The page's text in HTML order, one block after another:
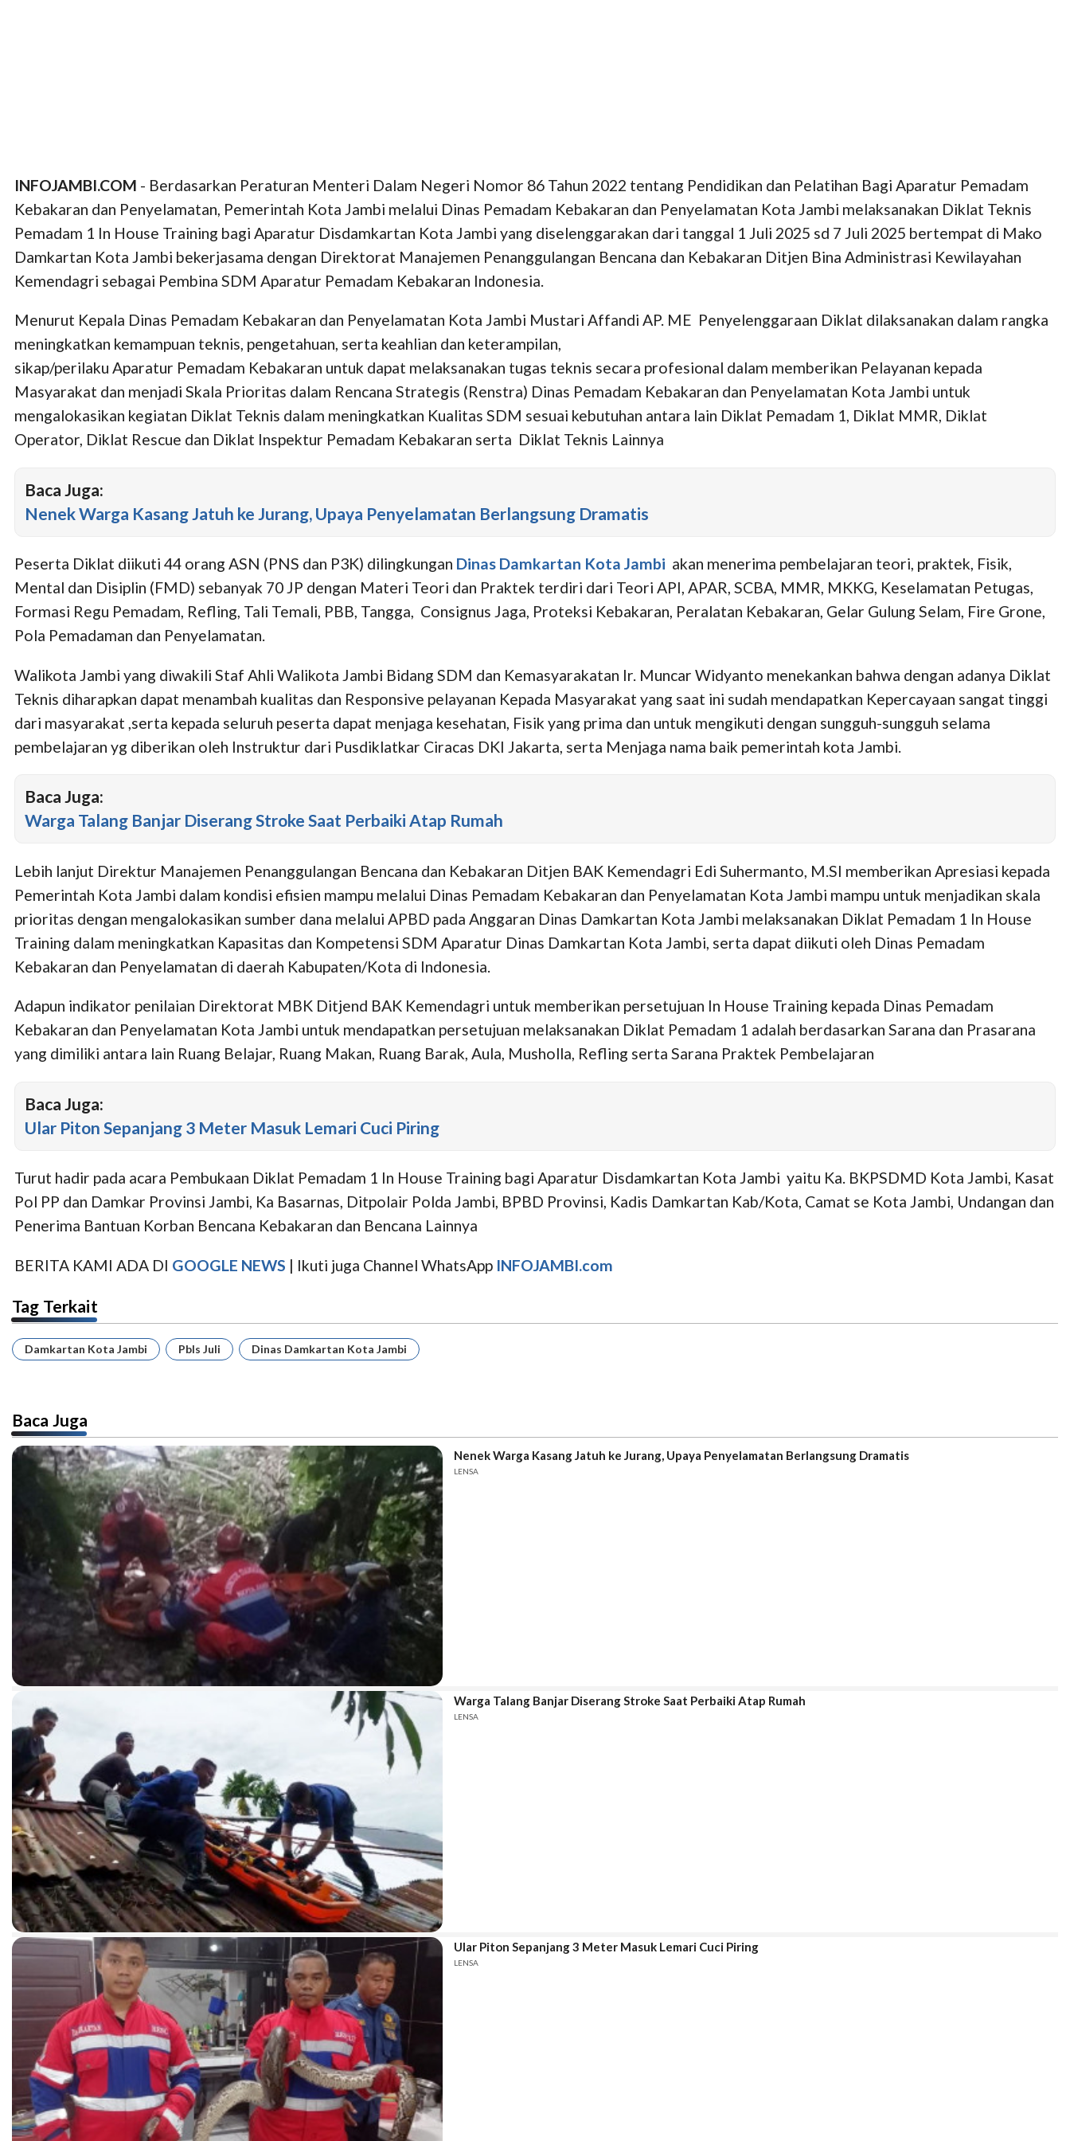
INFOJAMBI.COM - Berdasarkan Peraturan Menteri Dalam Negeri Nomor 86 Tahun 2022 tentang Pendidikan dan Pelatihan Bagi Aparatur Pemadam
Kebakaran dan Penyelamatan, Pemerintah Kota Jambi melalui Dinas Pemadam Kebakaran dan Penyelamatan Kota Jambi melaksanakan Diklat Teknis
Pemadam 1 In House Training bagi Aparatur Disdamkartan Kota Jambi yang diselenggarakan dari tanggal 1 Juli 2025 sd 7 Juli 2025 bertempat di Mako
Damkartan Kota Jambi bekerjasama dengan Direktorat Manajemen Penanggulangan Bencana dan Kebakaran Ditjen Bina Administrasi Kewilayahan
Kemendagri sebagai Pembina SDM Aparatur Pemadam Kebakaran Indonesia.
Menurut Kepala Dinas Pemadam Kebakaran dan Penyelamatan Kota Jambi Mustari Affandi AP. ME Penyelenggaraan Diklat dilaksanakan dalam rangka
meningkatkan kemampuan teknis, pengetahuan, serta keahlian dan keterampilan,
sikap/perilaku Aparatur Pemadam Kebakaran untuk dapat melaksanakan tugas teknis secara profesional dalam memberikan Pelayanan kepada
Masyarakat dan menjadi Skala Prioritas dalam Rencana Strategis (Renstra) Dinas Pemadam Kebakaran dan Penyelamatan Kota Jambi untuk
mengalokasikan kegiatan Diklat Teknis dalam meningkatkan Kualitas SDM sesuai kebutuhan antara lain Diklat Pemadam 1, Diklat MMR, Diklat
Operator, Diklat Rescue dan Diklat Inspektur Pemadam Kebakaran serta Diklat Teknis Lainnya
Baca Juga:
Nenek Warga Kasang Jatuh ke Jurang, Upaya Penyelamatan Berlangsung Dramatis
Peserta Diklat diikuti 44 orang ASN (PNS dan P3K) dilingkungan Dinas Damkartan Kota Jambi akan menerima pembelajaran teori, praktek, Fisik,
Mental dan Disiplin (FMD) sebanyak 70 JP dengan Materi Teori dan Praktek terdiri dari Teori API, APAR, SCBA, MMR, MKKG, Keselamatan Petugas,
Formasi Regu Pemadam, Refling, Tali Temali, PBB, Tangga, Consignus Jaga, Proteksi Kebakaran, Peralatan Kebakaran, Gelar Gulung Selam, Fire Grone,
Pola Pemadaman dan Penyelamatan.
Walikota Jambi yang diwakili Staf Ahli Walikota Jambi Bidang SDM dan Kemasyarakatan Ir. Muncar Widyanto menekankan bahwa dengan adanya Diklat
Teknis diharapkan dapat menambah kualitas dan Responsive pelayanan Kepada Masyarakat yang saat ini sudah mendapatkan Kepercayaan sangat tinggi
dari masyarakat ,serta kepada seluruh peserta dapat menjaga kesehatan, Fisik yang prima dan untuk mengikuti dengan sungguh-sungguh selama
pembelajaran yg diberikan oleh Instruktur dari Pusdiklatkar Ciracas DKI Jakarta, serta Menjaga nama baik pemerintah kota Jambi.
Baca Juga:
Warga Talang Banjar Diserang Stroke Saat Perbaiki Atap Rumah
Lebih lanjut Direktur Manajemen Penanggulangan Bencana dan Kebakaran Ditjen BAK Kemendagri Edi Suhermanto, M.SI memberikan Apresiasi kepada
Pemerintah Kota Jambi dalam kondisi efisien mampu melalui Dinas Pemadam Kebakaran dan Penyelamatan Kota Jambi mampu untuk menjadikan skala
prioritas dengan mengalokasikan sumber dana melalui APBD pada Anggaran Dinas Damkartan Kota Jambi melaksanakan Diklat Pemadam 1 In House
Training dalam meningkatkan Kapasitas dan Kompetensi SDM Aparatur Dinas Damkartan Kota Jambi, serta dapat diikuti oleh Dinas Pemadam
Kebakaran dan Penyelamatan di daerah Kabupaten/Kota di Indonesia.
Adapun indikator penilaian Direktorat MBK Ditjend BAK Kemendagri untuk memberikan persetujuan In House Training kepada Dinas Pemadam
Kebakaran dan Penyelamatan Kota Jambi untuk mendapatkan persetujuan melaksanakan Diklat Pemadam 1 adalah berdasarkan Sarana dan Prasarana
yang dimiliki antara lain Ruang Belajar, Ruang Makan, Ruang Barak, Aula, Musholla, Refling serta Sarana Praktek Pembelajaran
Baca Juga:
Ular Piton Sepanjang 3 Meter Masuk Lemari Cuci Piring
Turut hadir pada acara Pembukaan Diklat Pemadam 1 In House Training bagi Aparatur Disdamkartan Kota Jambi yaitu Ka. BKPSDMD Kota Jambi, Kasat
Pol PP dan Damkar Provinsi Jambi, Ka Basarnas, Ditpolair Polda Jambi, BPBD Provinsi, Kadis Damkartan Kab/Kota, Camat se Kota Jambi, Undangan dan
Penerima Bantuan Korban Bencana Kebakaran dan Bencana Lainnya
BERITA KAMI ADA DI GOOGLE NEWS | Ikuti juga Channel WhatsApp INFOJAMBI.com
Tag Terkait
Damkartan Kota Jambi Pbls Juli Dinas Damkartan Kota Jambi
Baca Juga
Nenek Warga Kasang Jatuh ke Jurang, Upaya Penyelamatan Berlangsung Dramatis
LENSA
Warga Talang Banjar Diserang Stroke Saat Perbaiki Atap Rumah
LENSA
Ular Piton Sepanjang 3 Meter Masuk Lemari Cuci Piring
LENSA